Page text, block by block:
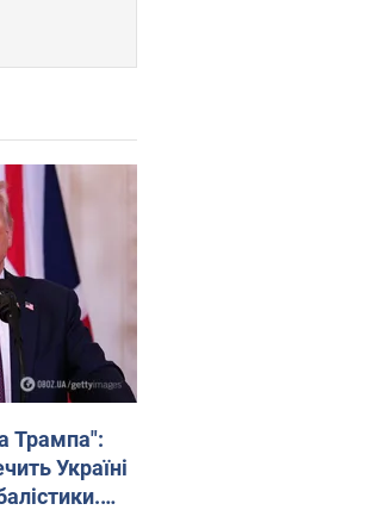
Трампа":
Україні